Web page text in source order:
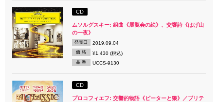
CD
ムソルグスキー: 組曲《展覧会の絵》、交響詩《はげ山
の一夜》
発売日 2019.09.04
価 格 ¥1,430 (税込)
品 番 UCCS-9130
CD
プロコフィエフ: 交響的物語《ピーターと狼》／ブリテ